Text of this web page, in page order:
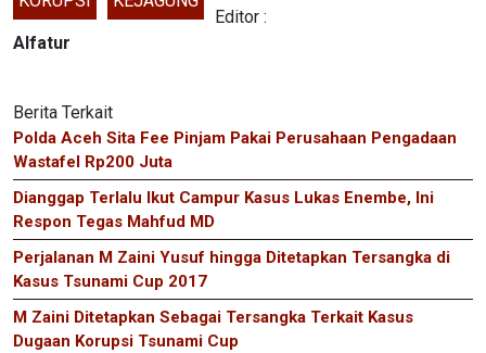
Editor :
Alfatur
Berita Terkait
Polda Aceh Sita Fee Pinjam Pakai Perusahaan Pengadaan
Wastafel Rp200 Juta
Dianggap Terlalu Ikut Campur Kasus Lukas Enembe, Ini
Respon Tegas Mahfud MD
Perjalanan M Zaini Yusuf hingga Ditetapkan Tersangka di
Kasus Tsunami Cup 2017
M Zaini Ditetapkan Sebagai Tersangka Terkait Kasus
Dugaan Korupsi Tsunami Cup